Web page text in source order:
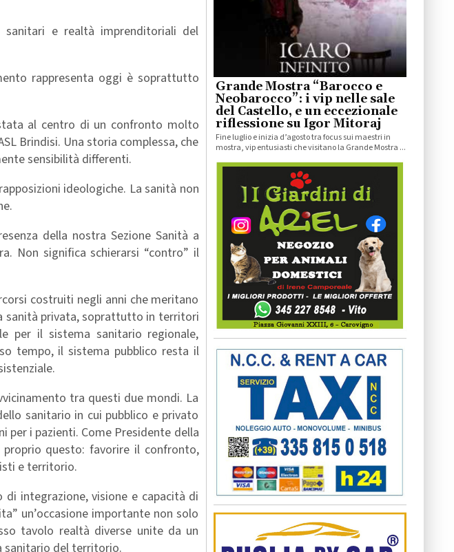
sanitari e realtà imprenditoriali del
rappresenta oggi è soprattutto
al centro di un confronto molto
Brindisi. Una storia complessa, che
sensibilità differenti.
ideologiche. La sanità non
della nostra Sezione Sanità a
Non significa schierarsi “contro” il
costruiti negli anni che meritano
sanità privata, soprattutto in territori
per il sistema sanitario regionale,
tempo, il sistema pubblico resta il
tra questi due mondi. La
sanitario in cui pubblico e privato
per i pazienti. Come Presidente della
questo: favorire il confronto,
e territorio.
integrazione, visione e capacità di
un’occasione importante non solo
tavolo realtà diverse unite da un
sanitario del territorio.
Grande Mostra “Barocco e
Neobarocco”: i vip nelle sale
del Castello, e un eccezionale
riflessione su Igor Mitoraj
Fine luglio e inizia d’agosto tra focus sui maestri in
mostra, vip entusiasti che visitano la Grande Mostra ...